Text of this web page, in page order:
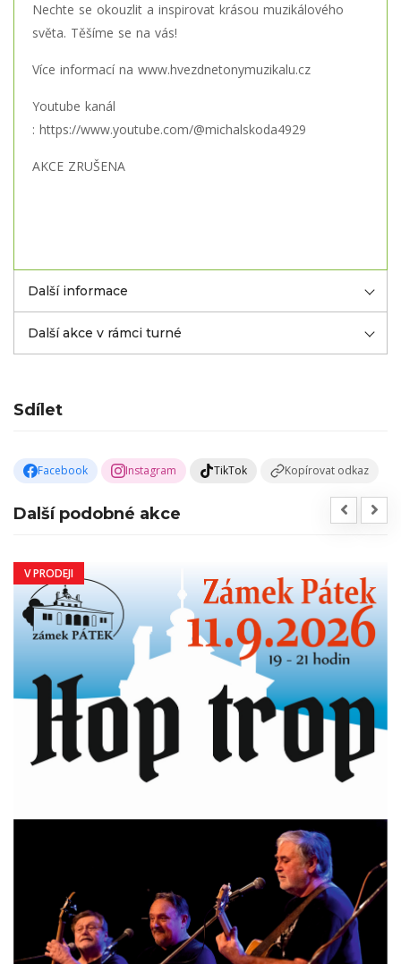
Nechte se okouzlit a inspirovat krásou muzikálového
světa. Těšíme se na vás!
Více informací na www.hvezdnetonymuzikalu.cz
Youtube kanál
: https://www.youtube.com/@michalskoda4929
AKCE ZRUŠENA
Další informace
Další akce v rámci turné
Sdílet
Facebook Instagram TikTok Kopírovat odkaz
Další podobné akce
V PRODEJI